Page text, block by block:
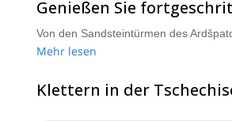
Genießen Sie
Mehr lesen
Klettern in der